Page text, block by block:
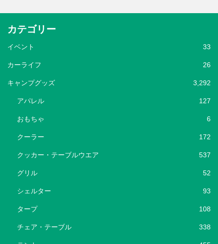
カテゴリー
イベント 33
カーライフ 26
キャンプグッズ 3,292
アパレル 127
おもちゃ 6
クーラー 172
クッカー・テーブルウエア 537
グリル 52
シェルター 93
タープ 108
チェア・テーブル 338